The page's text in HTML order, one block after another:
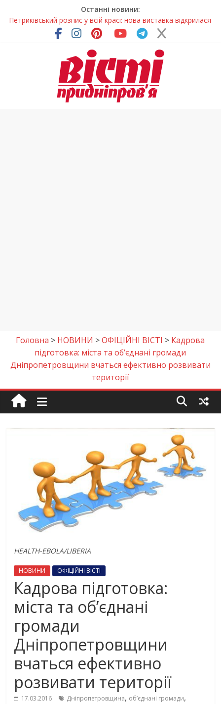
Останні новини:
Петриківський розпис у всій красі: нова виставка відкрилася
на Дніпропетровщині
У Дніпрі на три місяці можуть обмежити рух на Вокзальній
Письменниця з Покрова продовжує підкорювати українські
та міжнародні творчі вершини
У Дніпрі повністю оновили один із найзавантаженіших
трамвайних переїздів
Головна > НОВИНИ >ОФІЦІЙНІ ВІСТІ > Кадрова
підготовка: міста та об’єднані громади
Дніпропетровщини вчаться ефективно розвивати
території
HEALTH-EBOLA/LIBERIA
НОВИНИ ОФІЦІЙНІ ВІСТІ
Кадрова підготовка:
міста та об’єднані
громади
Дніпропетровщини
вчаться ефективно
розвивати території
17.03.2016 Дніпропетровщина, об’єднані громади,